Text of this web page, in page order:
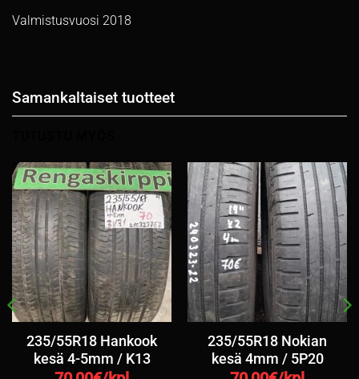
Valmistusvuosi 2018
Samankaltaiset tuotteet
235/55R18 Hankook
kesä 4-5mm / K13
235/55R18 Nokian
kesä 4mm / 5P20